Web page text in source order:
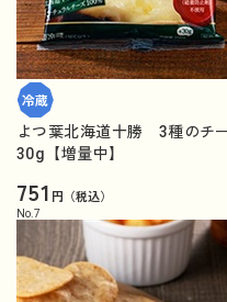
よつ葉北海道十勝 3種のチ
30g【増量中】
751 円（税込）
No. 7